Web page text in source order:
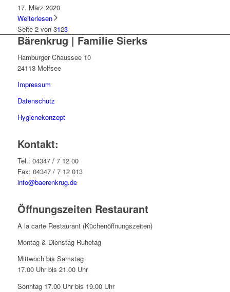
17. März 2020
Weiterlesen
Seite 2 von 3123
Bärenkrug | Familie Sierks
Hamburger Chaussee 10
24113 Molfsee
Impressum
Datenschutz
Hygienekonzept
Kontakt:
Tel.: 04347 / 7 12 00
Fax: 04347 / 7 12 013
info@baerenkrug.de
Öffnungszeiten Restaurant
A la carte Restaurant (Küchenöffnungszeiten)
Montag & Dienstag Ruhetag
Mittwoch bis Samstag
17.00 Uhr bis 21.00 Uhr
Sonntag 17.00 Uhr bis 19.00 Uhr